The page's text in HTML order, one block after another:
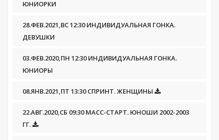
ЮНИОРКИ
28.ФЕВ.2021,ВС 12:30 ИНДИВИДУАЛЬНАЯ ГОНКА.
ДЕВУШКИ
03.ФЕВ.2020,ПН 12:30 ИНДИВИДУАЛЬНАЯ ГОНКА.
ЮНИОРЫ
08.ЯНВ.2021,ПТ 13:30 СПРИНТ. ЖЕНЩИНЫ
22.АВГ.2020,СБ 09:30 МАСС-СТАРТ. ЮНОШИ 2002-2003
ГГ.